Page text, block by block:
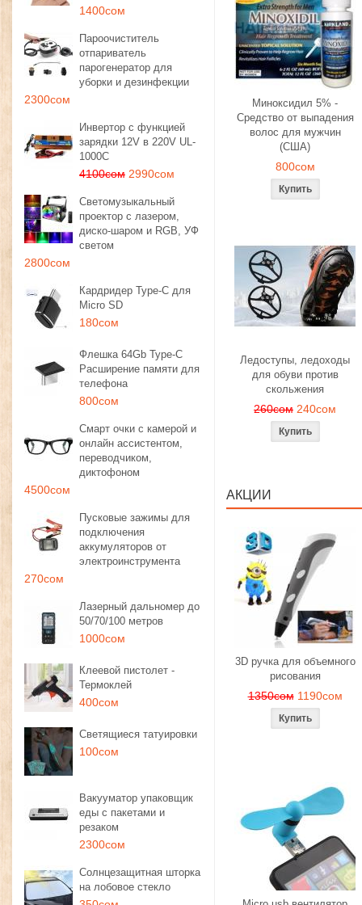
1400сом
Пароочиститель
отпариватель
парогенератор для
уборки и дезинфекции
2300сом
Инвертор с функцией
зарядки 12V в 220V UL-
1000C
4100сом 2990сом
Светомузыкальный
проектор с лазером,
диско-шаром и RGB, УФ
светом
2800сом
Кардридер Type-C для
Micro SD
180сом
Флешка 64Gb Type-C
Расширение памяти для
телефона
800сом
Смарт очки с камерой и
онлайн ассистентом,
переводчиком,
диктофоном
4500сом
Пусковые зажимы для
подключения
аккумуляторов от
электроинструмента
270сом
Лазерный дальномер до
50/70/100 метров
1000сом
Клеевой пистолет -
Термоклей
400сом
Светящиеся татуировки
100сом
Вакууматор упаковщик
еды с пакетами и
резаком
2300сом
Солнцезащитная шторка
на лобовое стекло
Миноксидил 5% -
Средство от выпадения
волос для мужчин
(США)
800сом
Ледоступы, ледоходы
для обуви против
скольжения
260сом 240сом
АКЦИИ
3D ручка для объемного
рисования
1350сом 1190сом